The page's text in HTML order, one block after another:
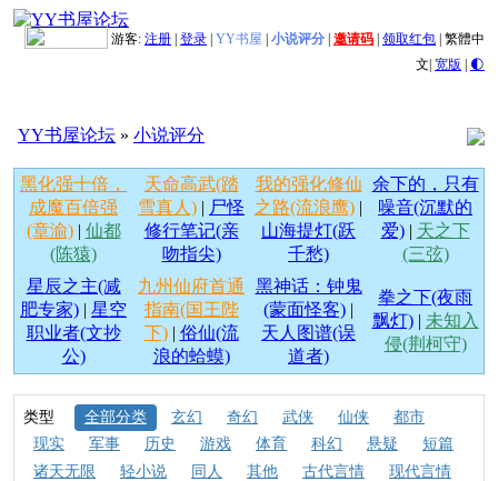
游客: 注册 登录 YY书屋 小说评分 邀请码 领取红包 繁體中
文| 宽版 | 🌓
YY书屋论坛 » 小说评分
黑化强十倍，
成魔百倍强
(章渝)| 仙都
(陈猿)
天命高武(踏
雪真人) | 尸怪
修行笔记(亲
吻指尖)
我的强化修仙
之路(流浪鹰) |
山海提灯(跃
千愁)
余下的，只有
噪音(沉默的
爱)| 天之下
(三弦)
星辰之主(减
肥专家) | 星空
职业者(文抄
公)
九州仙府首通
指南(国王陛
下)| 俗仙(流
浪的蛤蟆)
黑神话：钟鬼
(蒙面怪客) |
天人图谱(误
道者)
拳之下(夜雨
飘灯)| 未知入
侵(荆柯守)
类型 全部分类 玄幻 奇幻 武侠 仙侠
都市
现实
军事 历史 游戏 体育 科幻 悬疑
短篇
诸天无限
轻小说 同人 其他 古代言情
现代言情